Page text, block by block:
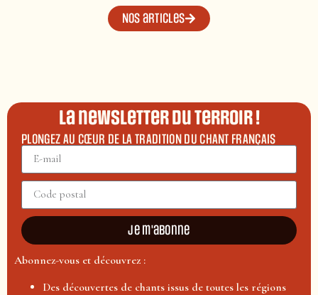
Nos articles
La newsletter du terroir !
PLONGEZ AU CŒUR DE LA TRADITION DU CHANT FRANÇAIS
Je m'abonne
Abonnez-vous et découvrez :
Des découvertes de chants issus de toutes les régions